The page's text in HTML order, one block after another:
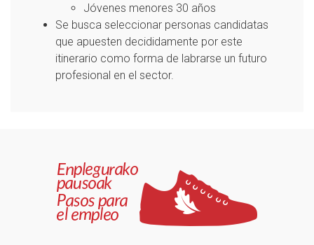
Jóvenes menores 30 años
Se busca seleccionar personas candidatas
que apuesten decididamente por este
itinerario como forma de labrarse un futuro
profesional en el sector.